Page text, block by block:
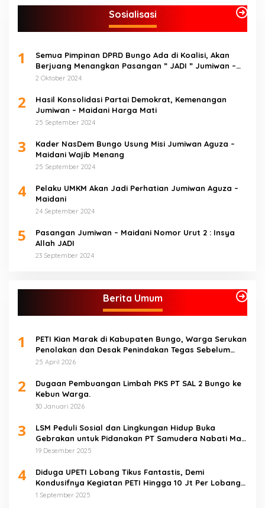
Sosialisasi
1
Semua Pimpinan DPRD Bungo Ada di Koalisi, Akan
Berjuang Menangkan Pasangan ” JADI ” Jumiwan –
Maidani.
2 Oktober 2024
2
Hasil Konsolidasi Partai Demokrat, Kemenangan
Jumiwan – Maidani Harga Mati
25 September 2024
3
Kader NasDem Bungo Usung Misi Jumiwan Aguza –
Maidani Wajib Menang
25 September 2024
4
Pelaku UMKM Akan Jadi Perhatian Jumiwan Aguza –
Maidani
24 September 2024
5
Pasangan Jumiwan – Maidani Nomor Urut 2 : Insya
Allah JADI
23 September 2024
Berita Umum
1
PETI Kian Marak di Kabupaten Bungo, Warga Serukan
Penolakan dan Desak Penindakan Tegas Sebelum
Bencana Menelan Korban Tak berdosa.
25 April 2026
2
Dugaan Pembuangan Limbah PKS PT SAL 2 Bungo ke
Kebun Warga.
30 Januari 2026
3
LSM Peduli Sosial dan Lingkungan Hidup Buka
Gebrakan untuk Pidanakan PT Samudera Nabati Mas
atas Dugaan Pencemaran Limbah
19 Desember 2025
4
Diduga UPETI Lobang Tikus Fantastis, Demi
Kondusifnya Kegiatan PETI Hingga 10 Jt Per Lobang
Total 1 Milyar Lebih per Bulan
1 September 2025